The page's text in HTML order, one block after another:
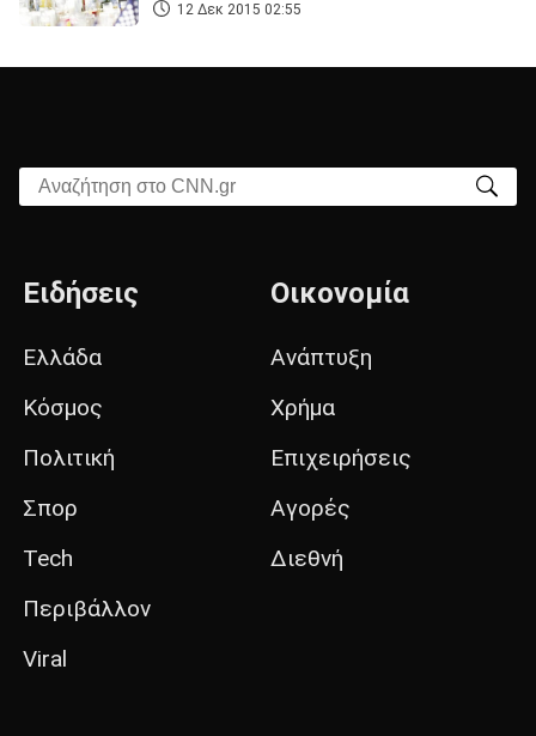
12 Δεκ 2015 02:55
Αναζήτηση στο CNN.gr
Ειδήσεις
Ελλάδα
Κόσμος
Πολιτική
Σπορ
Tech
Περιβάλλον
Viral
Οικονομία
Ανάπτυξη
Χρήμα
Επιχειρήσεις
Αγορές
Διεθνή